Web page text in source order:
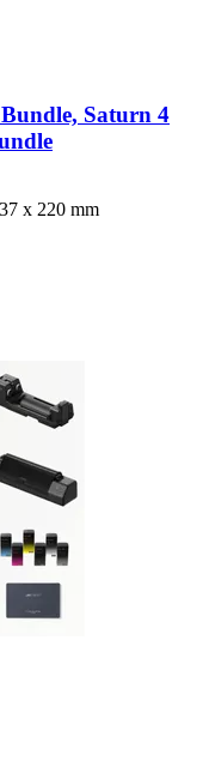
Saturn 4
x 220 mm